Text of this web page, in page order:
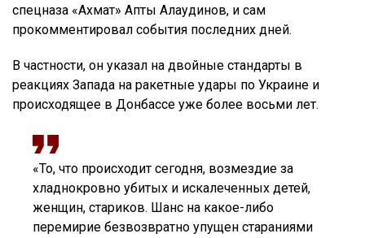
спецназа «Ахмат» Апты Алаудинов, и сам
прокомментировал события последних дней.
В частности, он указал на двойные стандарты в
реакциях Запада на ракетные удары по Украине и
происходящее в Донбассе уже более восьми лет.
«То, что происходит сегодня, возмездие за
хладнокровно убитых и искалеченных детей,
женщин, стариков. Шанс на какое-либо
перемирие безвозвратно упущен стараниями